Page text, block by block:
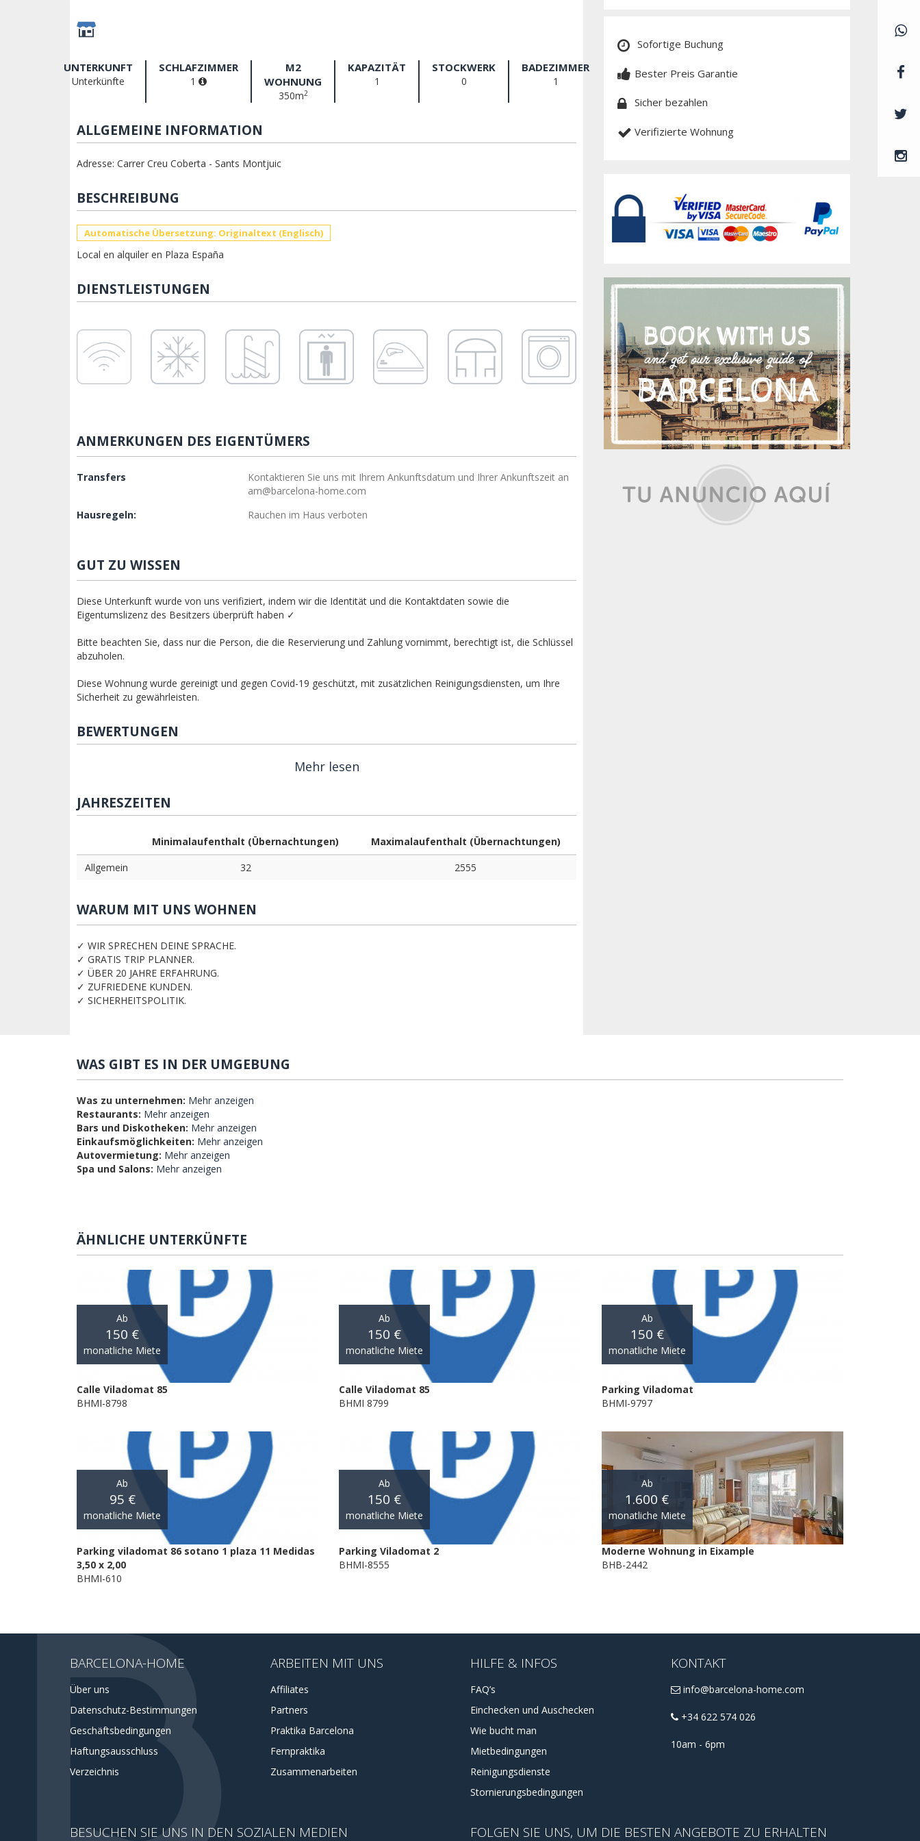
Sofortige Buchung
Bester Preis Garantie
Sicher bezahlen
Verifizierte Wohnung
UNTERKUNFT
Unterkünfte
SCHLAFZIMMER
1
M2
WOHNUNG
350m2
KAPAZITÄT
1
STOCKWERK
0
BADEZIMMER
1
ALLGEMEINE INFORMATION
Adresse: Carrer Creu Coberta - Sants Montjuic
BESCHREIBUNG
Automatische Übersetzung: Originaltext (Englisch)
Local en alquiler en Plaza España
DIENSTLEISTUNGEN
ANMERKUNGEN DES EIGENTÜMERS
Transfers
Kontaktieren Sie uns mit Ihrem Ankunftsdatum und Ihrer Ankunftszeit an
am@barcelona-home.com
Hausregeln:
Rauchen im Haus verboten
GUT ZU WISSEN
Diese Unterkunft wurde von uns verifiziert, indem wir die Identität und die Kontaktdaten sowie die
Eigentumslizenz des Besitzers überprüft haben ✓
Bitte beachten Sie, dass nur die Person, die die Reservierung und Zahlung vornimmt, berechtigt ist, die Schlüssel
abzuholen.
Diese Wohnung wurde gereinigt und gegen Covid-19 geschützt, mit zusätzlichen Reinigungsdiensten, um Ihre
Sicherheit zu gewährleisten.
BEWERTUNGEN
Mehr lesen
JAHRESZEITEN
Minimalaufenthalt (Übernachtungen)
Maximalaufenthalt (Übernachtungen)
Allgemein
32 2555
WARUM MIT UNS WOHNEN
✓ WIR SPRECHEN DEINE SPRACHE.
✓ GRATIS TRIP PLANNER.
✓ ÜBER 20 JAHRE ERFAHRUNG.
✓ ZUFRIEDENE KUNDEN.
✓ SICHERHEITSPOLITIK.
WAS GIBT ES IN DER UMGEBUNG
Was zu unternehmen: Mehr anzeigen
Restaurants: Mehr anzeigen
Bars und Diskotheken: Mehr anzeigen
Einkaufsmöglichkeiten: Mehr anzeigen
Autovermietung: Mehr anzeigen
Spa und Salons: Mehr anzeigen
ÄHNLICHE UNTERKÜNFTE
Ab
150 €
monatliche Miete
Calle Viladomat 85
BHMI-8798
Ab
150 €
monatliche Miete
Calle Viladomat 85
BHMI 8799
Ab
150 €
monatliche Miete
Parking Viladomat
BHMI-9797
Ab
95 €
monatliche Miete
Parking viladomat 86 sotano 1 plaza 11 Medidas
3,50 x 2,00
BHMI-610
Ab
150 €
monatliche Miete
Parking Viladomat 2
BHMI-8555
Ab
1.600 €
monatliche Miete
Moderne Wohnung in Eixample
BHB-2442
BARCELONA-HOME
Über uns
Datenschutz-Bestimmungen
Geschäftsbedingungen
Haftungsausschluss
Verzeichnis
ARBEITEN MIT UNS
Affiliates
Partners
Praktika Barcelona
Fernpraktika
Zusammenarbeiten
HILFE & INFOS
FAQ’s
Einchecken und Auschecken
Wie bucht man
Mietbedingungen
Reinigungsdienste
Stornierungsbedingungen
KONTAKT
info@barcelona-home.com
+34 622 574 026
10am - 6pm
BESUCHEN SIE UNS IN DEN SOZIALEN MEDIEN FOLGEN SIE UNS, UM DIE BESTEN ANGEBOTE ZU ERHALTEN